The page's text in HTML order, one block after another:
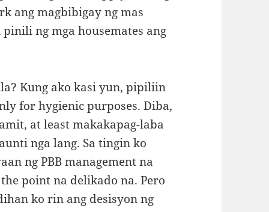
ang magbibigay ng mas
ng mga housemates ang
Kung ako kasi yun, pipiliin
for hygienic purposes. Diba,
at least makakapag-laba
nga lang. Sa tingin ko
ng PBB management na
point na delikado na. Pero
ko rin ang desisyon ng